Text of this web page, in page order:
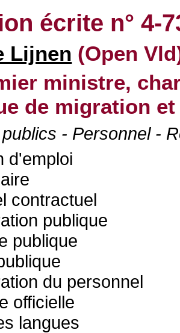
écrite n° 4-
Lijnen (Open
ministre,
de migration
- Personnel -
d'emploi
contractuel
publique
publique
du personnel
officielle
langues